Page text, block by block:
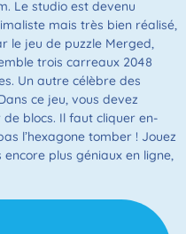
Le studio est devenu
mais très bien réalisé,
le jeu de puzzle Merged,
trois carreaux 2048
Un autre célèbre des
ce jeu, vous devez
blocs. Il faut cliquer en-
l’hexagone tomber ! Jouez
plus géniaux en ligne,